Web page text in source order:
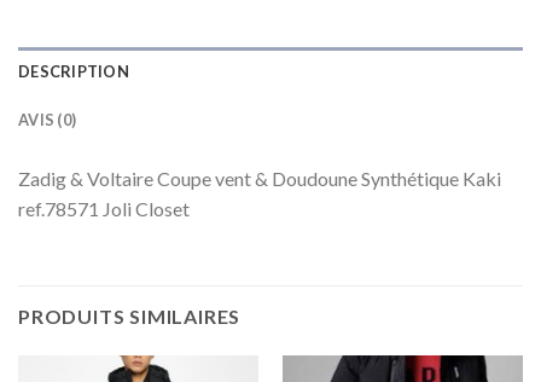
DESCRIPTION
AVIS (0)
Zadig & Voltaire Coupe vent & Doudoune Synthétique Kaki
ref.78571 Joli Closet
PRODUITS SIMILAIRES